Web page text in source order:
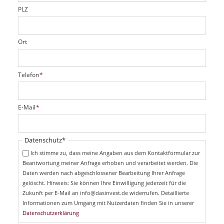
d
PLZ
Ort
P
f
i
c
t
f
Telefon*
P
f
i
E-Mail*
Pflichtfeld
Datenschutz*
Ich stimme zu, dass meine Angaben aus dem Kontaktformular zur
Beantwortung meiner Anfrage erhoben und verarbeitet werden. Die
Daten werden nach abgeschlossener Bearbeitung Ihrer Anfrage
gelöscht. Hinweis: Sie können Ihre Einwilligung jederzeit für die
Zukunft per E-Mail an info@dasinvest.de widerrufen. Detaillierte
Informationen zum Umgang mit Nutzerdaten finden Sie in unserer
Datenschutzerklärung